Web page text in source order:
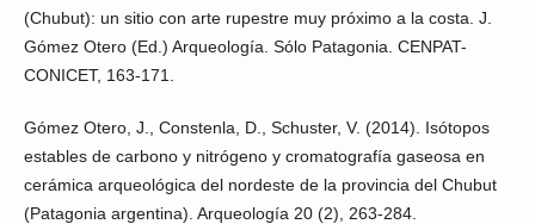
(Chubut): un sitio con arte rupestre muy próximo a la costa. J.
Gómez Otero (Ed.) Arqueología. Sólo Patagonia. CENPAT-
CONICET, 163-171.
Gómez Otero, J., Constenla, D., Schuster, V. (2014). Isótopos
estables de carbono y nitrógeno y cromatografía gaseosa en
cerámica arqueológica del nordeste de la provincia del Chubut
(Patagonia argentina). Arqueología 20 (2), 263-284.